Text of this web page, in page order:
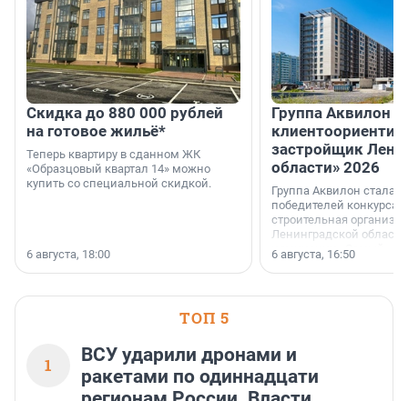
Скидка до 880 000 рублей
на готовое жильё*
Теперь квартиру в сданном ЖК
«Образцовый квартал 14» можно
купить со специальной скидкой.
6 августа, 18:00
Группа Аквилон
застройщик
области» 2026
Группа Аквилон стала
победителей конкурса
строительная
Ленинградской области
номинации «Самый
застройщик
области».
6 августа, 16:50
ТОП 5
1
ВСУ ударили дронами и
ракетами по одиннадцати